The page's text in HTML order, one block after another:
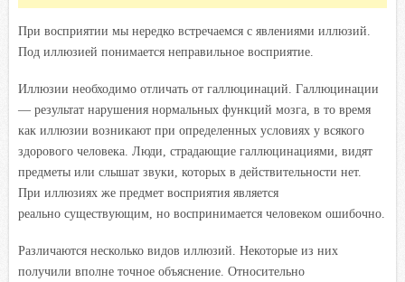
При восприятии мы нередко встречаемся с явлениями иллюзий.
Под иллюзией понимается неправильное восприятие.
Иллюзии необходимо отличать от галлюцинаций. Галлюцинации
— результат нарушения нормальных функций мозга, в то время
как иллюзии возникают при определенных условиях у всякого
здорового человека. Люди, страдающие галлюцинациями, видят
предметы или слышат звуки, которых в действительности нет.
При иллюзиях же предмет восприятия является
реально существующим, но воспринимается человеком ошибочно.
Различаются несколько видов иллюзий. Некоторые из них
получили вполне точное объяснение. Относительно